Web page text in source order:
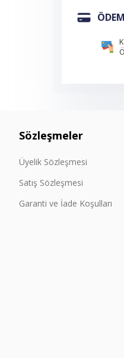
Sözleşmeler
Üyelik Sözleşmesi
Satış Sözleşmesi
Garanti ve İade Koşulları